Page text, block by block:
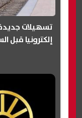
تسهيلات
إلكترونيا قبل السفر